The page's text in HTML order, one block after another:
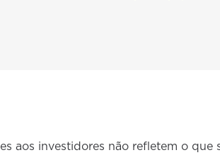
aos investidores não refletem o que